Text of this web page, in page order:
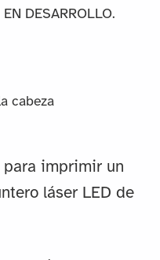
DESARROLLO.
cabeza
para imprimir un
láser LED de